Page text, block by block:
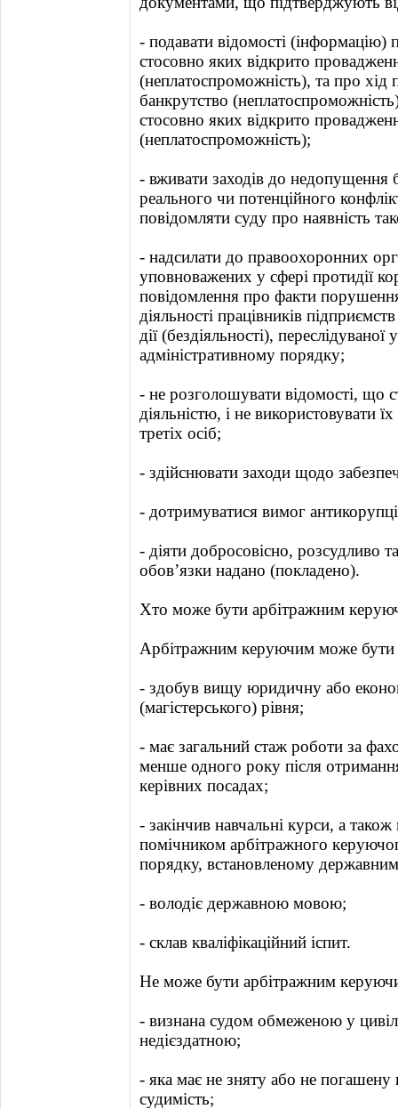
- подавати відомості (інформацію)
стосовно яких відкрито
(неплатоспроможність), та про хід
банкрутство
стосовно яких відкрито
(неплатоспроможність);
- вживати заходів до недопущення
реального чи потенційного
повідомляти суду про наявність
- надсилати до правоохоронних
уповноважених у сфері протидії
повідомлення про факти
діяльності працівників
дії (бездіяльності),
адміністративному порядку;
- не розголошувати відомості, що
діяльністю, і не використовувати
третіх осіб;
- здійснювати заходи щодо
- дотримуватися вимог
- діяти добросовісно, розсудливо
обов’язки надано (покладено).
Хто може бути арбітражним
Арбітражним керуючим може бути
- здобув вищу юридичну або
(магістерського) рівня;
- має загальний стаж роботи за
менше одного року після
керівних посадах;
- закінчив навчальні курси, а
помічником арбітражного
порядку, встановленому
- володіє державною мовою;
- склав кваліфікаційний іспит.
Не може бути арбітражним
- визнана судом обмеженою у
недієздатною;
- яка має не зняту або не
судимість;